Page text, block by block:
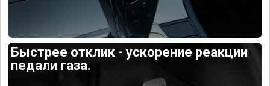
Быстрее отклик - ускорение реакции
педали газа.